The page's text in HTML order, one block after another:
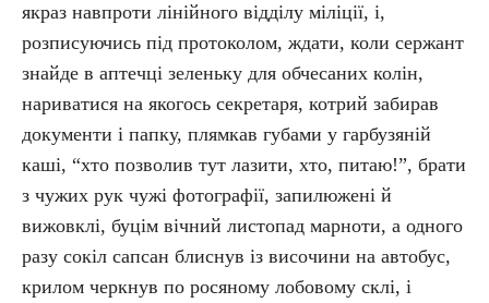
якраз навпроти лінійного відділу міліції, і,
розписуючись під протоколом, ждати, коли сержант
знайде в аптечці зеленьку для обчесаних колін,
нариватися на якогось секретаря, котрий забирав
документи і папку, плямкав губами у гарбузяній
каші, “хто позволив тут лазити, хто, питаю!”, брати
з чужих рук чужі фотографії, запилюжені й
вижовклі, буцім вічний листопад марноти, а одного
разу сокіл сапсан блиснув із височини на автобус,
крилом черкнув по росяному лобовому склі, і